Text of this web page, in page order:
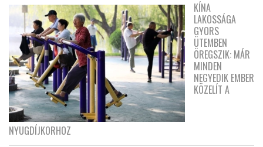
KÍNA
LAKOSSÁGA
GYORS
ÜTEMBEN
ÖREGSZIK: MÁR
MINDEN
NEGYEDIK EMBER
KÖZELÍT A
NYUGDÍJKORHOZ